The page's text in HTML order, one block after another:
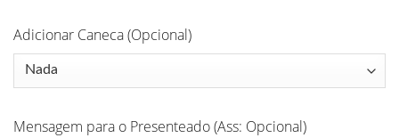
Adicionar Caneca (Opcional)
Mensagem para o Presenteado (Ass: Opcional)